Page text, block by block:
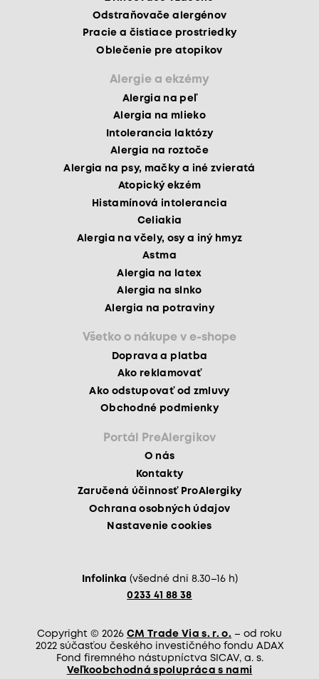
Odstraňovače alergénov
Pracie a čistiace prostriedky
Oblečenie pre atopikov
Alergie a ekzémy
Alergia na peľ
Alergia na mlieko
Intolerancia laktózy
Alergia na roztoče
Alergia na psy, mačky a iné zvieratá
Atopický ekzém
Histamínová intolerancia
Celiakia
Alergia na včely, osy a iný hmyz
Astma
Alergia na latex
Alergia na slnko
Alergia na potraviny
Všetko o nákupe v e-shope
Doprava a platba
Ako reklamovať
Ako odstupovať od zmluvy
Obchodné podmienky
Portál PreAlergikov
O nás
Kontakty
Zaručená účinnosť ProAlergiky
Ochrana osobných údajov
Nastavenie cookies
Infolinka (všedné dni 8.30–16 h)
0233 41 88 38
Copyright © 2026 CM Trade Via s. r. o. – od roku
2022 súčasťou českého investičného fondu ADAX
Fond firemného nástupníctva SICAV, a. s.
Veľkoobchodná spolupráca s nami